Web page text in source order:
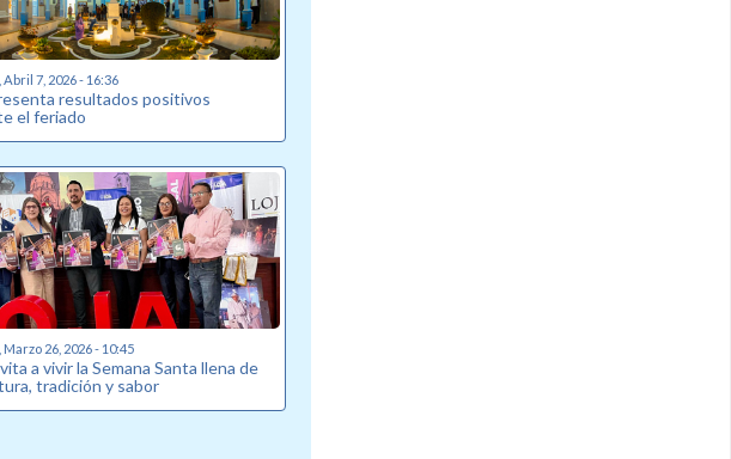
7, 2026 - 16:36
resultados positivos
el feriado
26, 2026 - 10:45
a vivir la Semana Santa llena de
tradición y sabor